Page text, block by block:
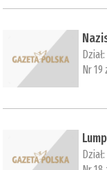
Dział:
Nr 19
Dział: